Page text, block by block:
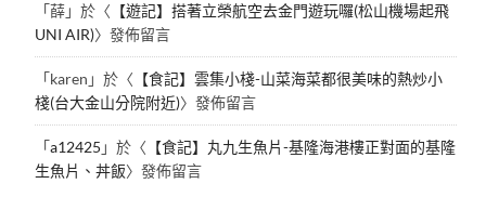
「薛」於〈 【遊記】搭著立榮航空去金門遊玩囉(松山機場起飛
UNI AIR)〉發佈留言
「 karen 」於〈 【食記】雲集小棧-山菜海菜都很美味的熱炒小
棧(台大金山分院附近)〉發佈留言
「a12425 」於〈 【食記】丸九生魚片-基隆海港樓正對面的基隆
生魚片、丼飯〉發佈留言